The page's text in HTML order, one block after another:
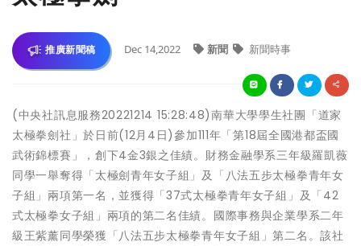
推廣新聞稿 Dec 14,2022 新聞 新聞時事
(中央社訊息服務20221214 15:28:48)南華大學學生社團「道家
太極拳劍社」於日前(12月4日)參加111年「第18屆全國港都盃國
武術錦標賽」，創下4金3銀之佳績。財務金融學系三年級羅凱薇
同學一舉奪得「太極劍青年女子組」及「八法五步太極拳青年女
子組」兩項第一名，並獲得「37式太極拳青年女子組」及「42
式太極拳女子組」兩項的第二名佳績。國際事務與企業學系二年
級王紫薰同學榮獲「八法五步太極拳青年女子組」第二名。該社